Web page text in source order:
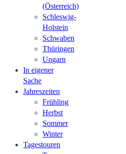
(Österreich)
Schleswig-
Holstein
Schwaben
Thüringen
Ungarn
In eigener
Sache
Jahreszeiten
Frühling
Herbst
Sommer
Winter
Tagestouren